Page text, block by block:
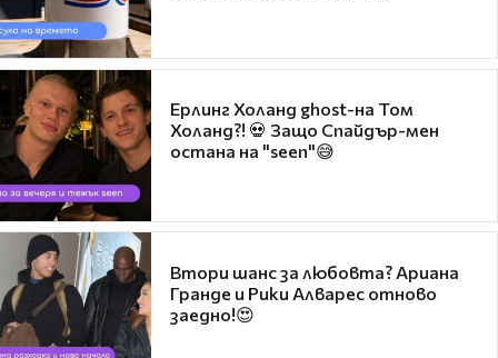
Ерлинг Холанд ghost-на Том
Холанд?! 💀 Защо Спайдър-мен
остана на "seen"😅
Втори шанс за любовта? Ариана
Гранде и Рики Алварес отново
заедно!😍